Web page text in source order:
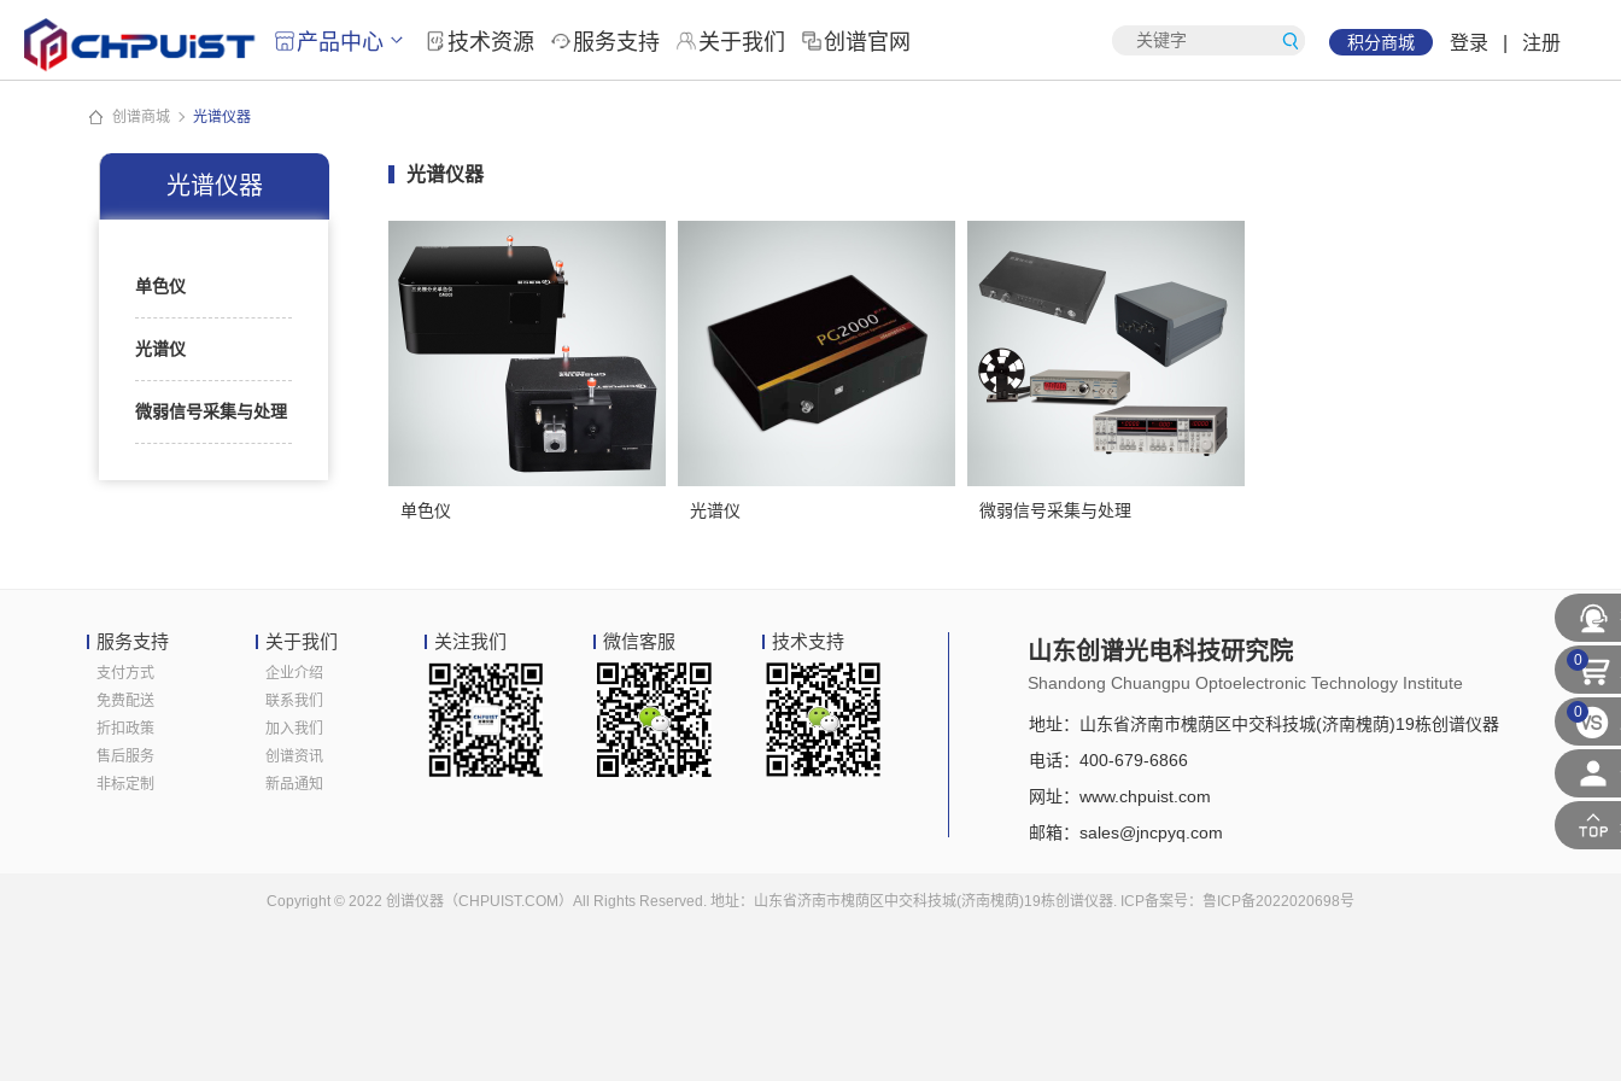
产品中心 技术资源 服务支持 关于我们 创谱官网 积分商城 登录 注册
创谱商城 光谱仪器
光谱仪器
单色仪
光谱仪
微弱信号采集与处理
光谱仪器
单色仪 光谱仪 微弱信号采集与处理
0
0
服务支持
支付方式
免费配送
折扣政策
售后服务
非标定制
关于我们
企业介绍
联系我们
加入我们
创谱资讯
新品通知
关注我们 微信客服 技术支持 山东创谱光电科技研究院
Shandong Chuangpu Optoelectronic Technology Institute
地址：山东省济南市槐荫区中交科技城(济南槐荫)19栋创谱仪器
电话：400-679-6866
网址：www.chpuist.com
邮箱：sales@jncpyq.com
Copyright © 2022 创谱仪器（CHPUIST.COM）All Rights Reserved. 地址：山东省济南市槐荫区中交科技城(济南槐荫)19栋创谱仪器. ICP备案号：鲁ICP备2022020698号